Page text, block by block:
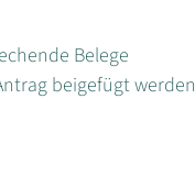
Belege
beigefügt werden